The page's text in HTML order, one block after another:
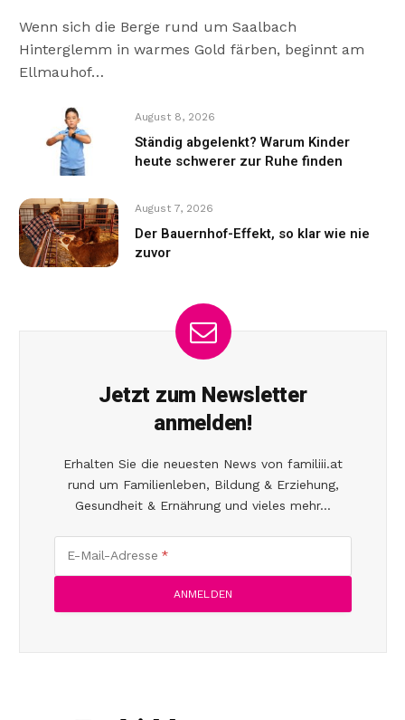
Wenn sich die Berge rund um Saalbach
Hinterglemm in warmes Gold färben, beginnt am
Ellmauhof…
August 8, 2026
Ständig abgelenkt? Warum Kinder
heute schwerer zur Ruhe finden
August 7, 2026
Der Bauernhof-Effekt, so klar wie nie
zuvor
Jetzt zum Newsletter
anmelden!
Erhalten Sie die neuesten News von familiii.at
rund um Familienleben, Bildung & Erziehung,
Gesundheit & Ernährung und vieles mehr...
E-Mail-Adresse